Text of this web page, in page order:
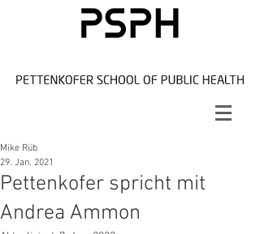
Pettenkofer spricht mit
Andrea Ammon
Mike Rüb
29. Jan. 2021